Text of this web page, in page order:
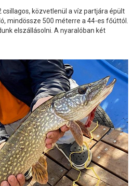
csillagos, közvetlenül a víz partjára épült
mindössze 500 méterre a 44-es főúttól.
elszállásolni. A nyaralóban két